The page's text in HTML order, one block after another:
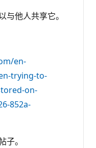
与他人共享它。
en-
trying-to-
on-
852a-
子。